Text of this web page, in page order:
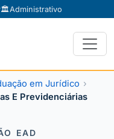
🏛️Administrativo
em Jurídico
E Previdenciárias
EAD